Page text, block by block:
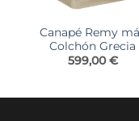
Canapé Remy
Colchón Grecia
599,00€